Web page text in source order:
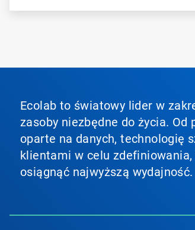
Ecolab to światowy lider w
zasoby niezbędne do życia.
oparte na danych, technologię
klientami w celu
osiągnąć najwyższą wydajność.